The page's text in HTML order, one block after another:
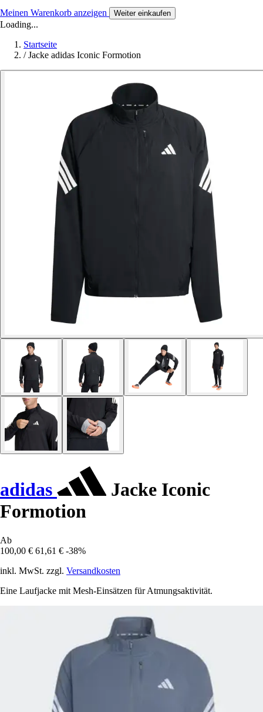
Meinen Warenkorb anzeigen Weiter einkaufen
Loading...
Startseite
/ Jacke adidas Iconic Formotion
adidas
Jacke Iconic
Formotion
Ab
100,00 € 61,61 € -38%
inkl. MwSt. zzgl. Versandkosten
Eine Laufjacke mit Mesh-Einsätzen für Atmungsaktivität.